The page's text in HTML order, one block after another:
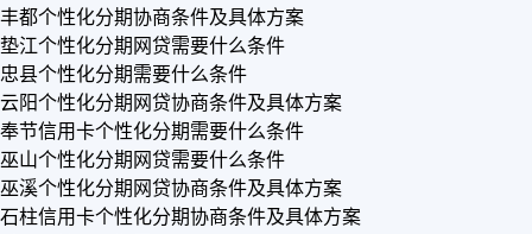
丰都个性化分期协商条件及具体方案
垫江个性化分期网贷需要什么条件
忠县个性化分期需要什么条件
云阳个性化分期网贷协商条件及具体方案
奉节信用卡个性化分期需要什么条件
巫山个性化分期网贷需要什么条件
巫溪个性化分期网贷协商条件及具体方案
石柱信用卡个性化分期协商条件及具体方案